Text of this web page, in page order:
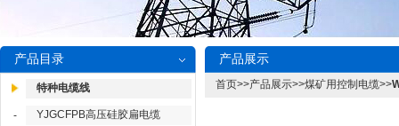
产品目录
特种电缆线
- YJGCFPB高压硅胶扁电缆
产品展示
首页>>产品展示>>煤矿用控制电缆>>